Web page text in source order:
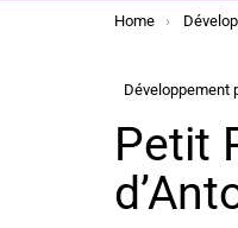
You are here:
Home
Développement
Petit